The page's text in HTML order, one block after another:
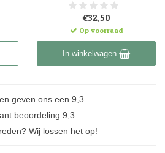
€32,50
Op voorraad
In winkelwagen
geven ons een 9,3
beoordeling 9,3
Wij lossen het op!